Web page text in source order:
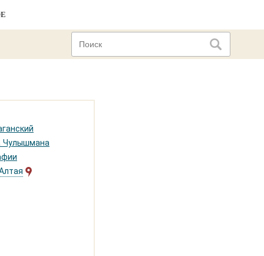
Чулышмана